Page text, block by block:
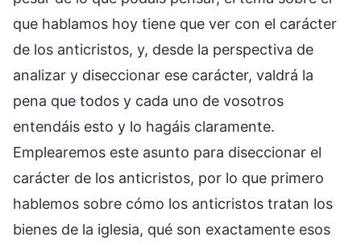
que hablamos hoy tiene que ver con el carácter
de los anticristos, y, desde la perspectiva de
analizar y diseccionar ese carácter, valdrá la
pena que todos y cada uno de vosotros
entendáis esto y lo hagáis claramente.
Emplearemos este asunto para diseccionar el
carácter de los anticristos, por lo que primero
hablemos sobre cómo los anticristos tratan los
bienes de la iglesia, qué son exactamente esos